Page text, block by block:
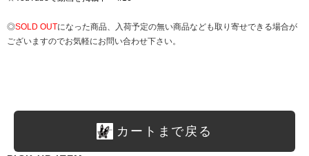
◎SOLD OUTになった商品、入荷予定の無い商品なども取り寄せできる場合が
ございますのでお気軽にお問い合わせ下さい。
カートまで戻る